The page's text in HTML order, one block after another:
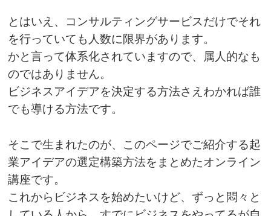
とはいえ、コンサルティングサービスだけでそれ
を行っていても人数に限界があります。
かと言って体系化されていますので、属人的なも
のではありません。
ビジネスアイデアを決定する方法さえわかれば誰
でも導ける方法です。
そこで生まれたのが、このページでご紹介する起
業アイデアの選定構築方法をまとめたオンライン
講座です。
これからビジネスを始めたいけど、ずっと悶々と